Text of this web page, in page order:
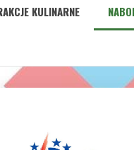
KULINARNE